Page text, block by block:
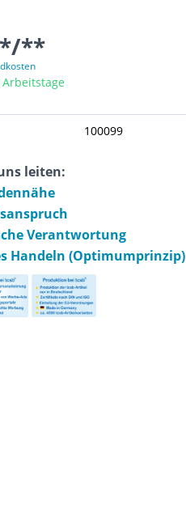
*/**
100099
leiten:
Verantwortung
Handeln (Optimumprinzip)